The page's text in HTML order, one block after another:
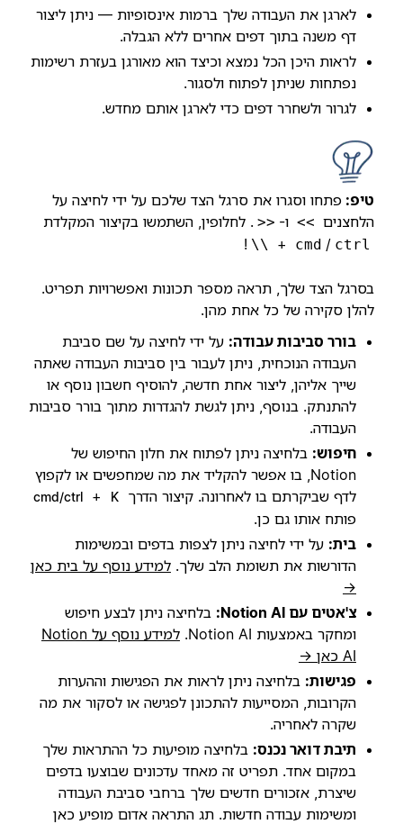
לארגן את העבודה שלך ברמות אינסופיות — ניתן ליצור
דף משנה בתוך דפים אחרים ללא הגבלה.
לראות היכן הכל נמצא וכיצד הוא מאורגן בעזרת רשימות
נפתחות שניתן לפתוח ולסגור.
לגרור ולשחרר דפים כדי לארגן אותם מחדש.
טיפ: פתחו וסגרו את סרגל הצד שלכם על ידי לחיצה על
הלחצנים >> ו- << . לחלופין, השתמשו בקיצור המקלדת
cmd / ctrl
+
\\
!
בסרגל הצד שלך, תראה מספר תכונות ואפשרויות תפריט.
להלן סקירה של כל אחת מהן.
בורר סביבות עבודה: על ידי לחיצה על שם סביבת
העבודה הנוכחית, ניתן לעבור בין סביבות העבודה שאתה
שייך אליהן, ליצור אחת חדשה, להוסיף חשבון נוסף או
להתנתק. בנוסף, ניתן לגשת להגדרות מתוך בורר סביבות
העבודה.
חיפוש: בלחיצה ניתן לפתוח את חלון החיפוש של
Notion, בו אפשר להקליד את מה שמחפשים או לקפוץ
לדף שביקרתם בו לאחרונה. קיצור הדרך
cmd/ctrl + K
פותח אותו גם כן.
בית: על ידי לחיצה ניתן לצפות בדפים ובמשימות
הדורשות את תשומת הלב שלך. למידע נוסף על בית כאן
→
צ'אטים עם Notion AI:
בלחיצה ניתן לבצע חיפוש
ומחקר באמצעות Notion AI.
למידע נוסף על Notion
AI כאן →
פגישות: בלחיצה ניתן לראות את הפגישות וההערות
הקרובות, המסייעות להתכונן לפגישה או לסקור את מה
שקרה לאחריה.
תיבת דואר נכנס: בלחיצה מופיעות כל ההתראות שלך
במקום אחד. תפריט זה מאחד עדכונים שבוצעו בדפים
שיצרת, אזכורים חדשים שלך ברחבי סביבת העבודה
ומשימות עבודה חדשות. תג התראה אדום מופיע כאן